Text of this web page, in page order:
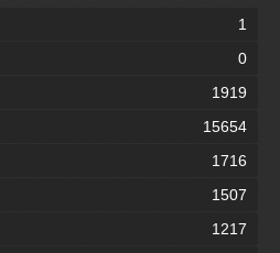
1
0
1919
15654
1716
1507
1217